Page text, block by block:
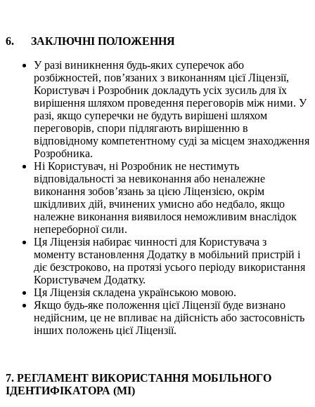
6. ЗАКЛЮЧНІ ПОЛОЖЕННЯ
У разі виникнення будь-яких суперечок або
розбіжностей, пов’язаних з виконанням цієї Ліцензії,
Користувач і Розробник докладуть усіх зусиль для їх
вирішення шляхом проведення переговорів між ними. У
разі, якщо суперечки не будуть вирішені шляхом
переговорів, спори підлягають вирішенню в
відповідному компетентному суді за місцем знаходження
Розробника.
Ні Користувач, ні Розробник не нестимуть
відповідальності за невиконання або неналежне
виконання зобов’язань за цією Ліцензією, окрім
шкідливих дій, вчинених умисно або недбало, якщо
належне виконання виявилося неможливим внаслідок
непереборної сили.
Ця Ліцензія набирає чинності для Користувача з
моменту встановлення Додатку в мобільний пристрій і
діє безстроково, на протязі усього періоду використання
Користувачем Додатку.
Ця Ліцензія складена українською мовою.
Якщо будь-яке положення цієї Ліцензії буде визнано
недійсним, це не впливає на дійсність або застосовність
інших положень цієї Ліцензії.
7. РЕГЛАМЕНТ ВИКОРИСТАННЯ МОБІЛЬНОГО
ІДЕНТИФІКАТОРА (МІ)